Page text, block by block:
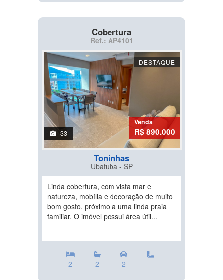
Cobertura
Ref.: AP4101
DESTAQUE
33
Venda
R$ 890.000
Toninhas
Ubatuba - SP
Linda cobertura, com vista mar e
natureza, mobília e decoração de muito
bom gosto, próximo a uma linda praia
familiar. O imóvel possui área útil...
2 2 2 -